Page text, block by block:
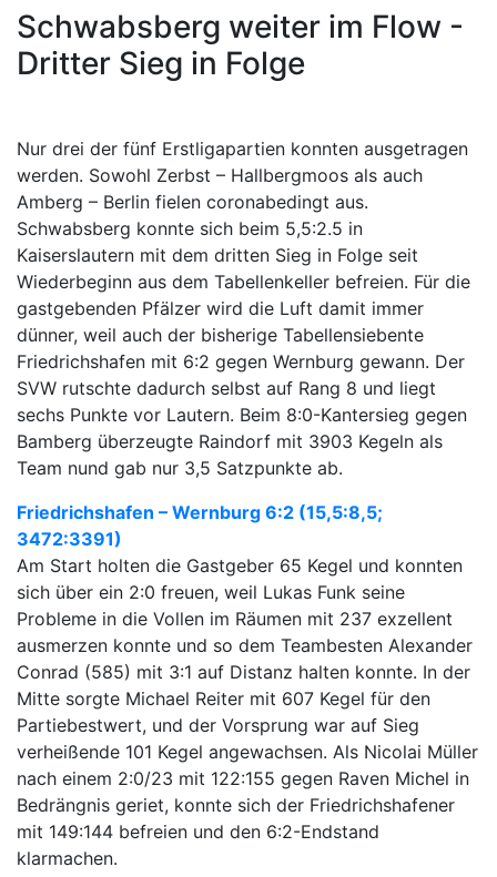
Schwabsberg weiter im Flow -
Dritter Sieg in Folge
Nur drei der fünf Erstligapartien konnten ausgetragen
werden. Sowohl Zerbst – Hallbergmoos als auch
Amberg – Berlin fielen coronabedingt aus.
Schwabsberg konnte sich beim 5,5:2.5 in
Kaiserslautern mit dem dritten Sieg in Folge seit
Wiederbeginn aus dem Tabellenkeller befreien. Für die
gastgebenden Pfälzer wird die Luft damit immer
dünner, weil auch der bisherige Tabellensiebente
Friedrichshafen mit 6:2 gegen Wernburg gewann. Der
SVW rutschte dadurch selbst auf Rang 8 und liegt
sechs Punkte vor Lautern. Beim 8:0-Kantersieg gegen
Bamberg überzeugte Raindorf mit 3903 Kegeln als
Team nund gab nur 3,5 Satzpunkte ab.
Friedrichshafen – Wernburg 6:2 (15,5:8,5;
3472:3391)
Am Start holten die Gastgeber 65 Kegel und konnten
sich über ein 2:0 freuen, weil Lukas Funk seine
Probleme in die Vollen im Räumen mit 237 exzellent
ausmerzen konnte und so dem Teambesten Alexander
Conrad (585) mit 3:1 auf Distanz halten konnte. In der
Mitte sorgte Michael Reiter mit 607 Kegel für den
Partiebestwert, und der Vorsprung war auf Sieg
verheißende 101 Kegel angewachsen. Als Nicolai Müller
nach einem 2:0/23 mit 122:155 gegen Raven Michel in
Bedrängnis geriet, konnte sich der Friedrichshafener
mit 149:144 befreien und den 6:2-Endstand
klarmachen.